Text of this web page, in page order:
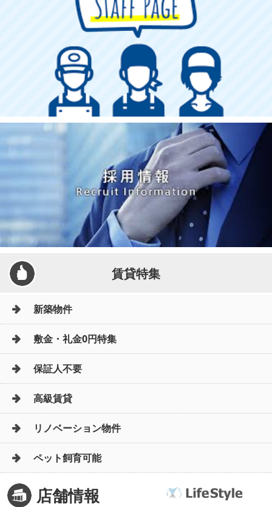
賃貸特集
新築物件
敷金・礼金0円特集
保証人不要
高級賃貸
リノベーション物件
ペット飼育可能
店舗情報